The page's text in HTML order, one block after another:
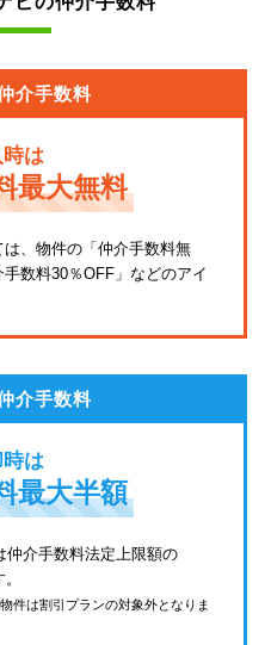
介手数料
は
最大無料
、物件の「仲介手数料無
手数料30％OFF」などのアイ
介手数料
は
最大半額
仲介手数料法定上限額の
件は割引プランの対象外となりま